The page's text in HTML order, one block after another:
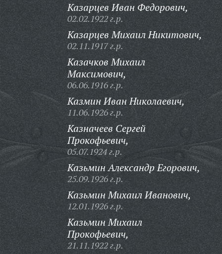
Казарцев Иван Федорович,
02.02.1922 г.р.
Казарцев Михаил Никитович,
02.11.1917 г.р.
Казачков Михаил
Максимович,
06.06.1916 г.р.
Казмин Иван Николаевич,
11.06.1926 г.р.
Казначеев Сергей
Прокофьевич,
05.07.1924 г.р.
Казьмин Александр Егорович,
25.09.1926 г.р.
Казьмин Михаил Иванович,
12.01.1926 г.р.
Казьмин Михаил
Прокофьевич,
21.11.1922 г.р.